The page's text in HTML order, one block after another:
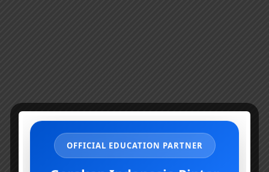
OFFICIAL EDUCATION PARTNER